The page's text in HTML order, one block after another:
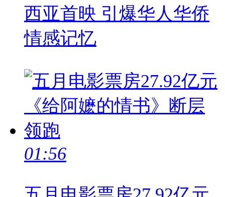
西亚首映 引爆华人华侨
情感记忆
01:56